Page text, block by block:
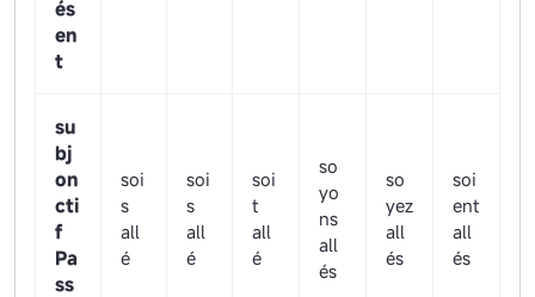
és
en
t
su
bj
on
cti
f
Pa
ss
soi
s
all
é
soi
s
all
é
soi
t
all
é
so
yo
ns
all
és
so
yez
all
és
soi
ent
all
és